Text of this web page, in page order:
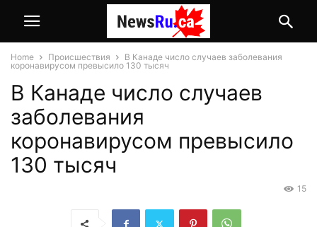
Home Происшествия
В Канаде число случаев заболевания
коронавирусом превысило 130 тысяч
В Канаде число случаев
заболевания
коронавирусом превысило
130 тысяч
15